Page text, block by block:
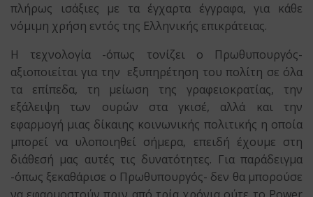
πλήρως ισάξιες με τα έγχαρτα έγγραφα, για κάθε
νόμιμη χρήση εντός της Ελληνικής επικράτειας.
Η τεχνολογία -όπως τονίζει ο Πρωθυπουργός-
αξιοποιείται για την εξυπηρέτηση του πολίτη σε όλα
τα επίπεδα, τη μείωση της γραφειοκρατίας, την
εξάλειψη των ουρών στα γκισέ, αλλά και την
εφαρμογή μιας δίκαιης κοινωνικής πολιτικής η οποία
μπορεί να υλοποιηθεί σήμερα, επειδή έχουμε στη
διάθεσή μας αυτές τις δυνατότητες. Για παράδειγμα
-όπως ξεκαθάρισε ο Πρωθυπουργός- δεν θα μπορούσε